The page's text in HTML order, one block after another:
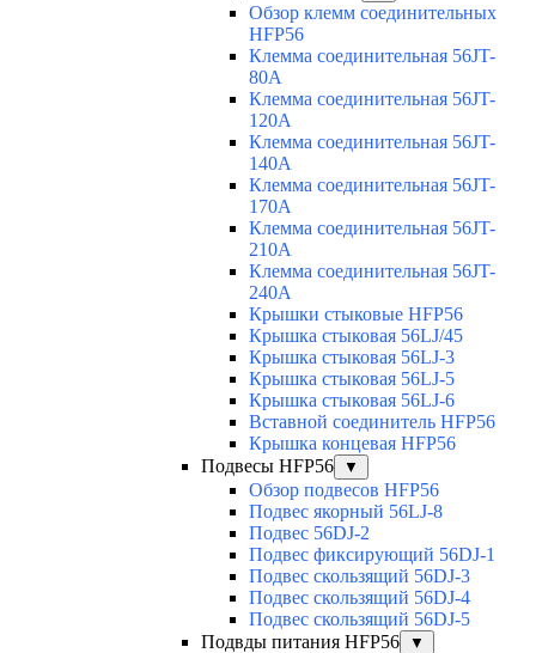
Обзор клемм соединительных
HFP56
Клемма соединительная 56JT-
80A
Клемма соединительная 56JT-
120A
Клемма соединительная 56JT-
140A
Клемма соединительная 56JT-
170A
Клемма соединительная 56JT-
210A
Клемма соединительная 56JT-
240A
Крышки стыковые HFP56
Крышка стыковая 56LJ/45
Крышка стыковая 56LJ-3
Крышка стыковая 56LJ-5
Крышка стыковая 56LJ-6
Вставной соединитель HFP56
Крышка концевая HFP56
Подвесы HFP56
▼
Обзор подвесов HFP56
Подвес якорный 56LJ-8
Подвес 56DJ-2
Подвес фиксирующий 56DJ-1
Подвес скользящий 56DJ-3
Подвес скользящий 56DJ-4
Подвес скользящий 56DJ-5
Подвды питания HFP56
▼